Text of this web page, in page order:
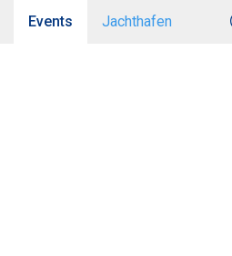
Events Jachthafen